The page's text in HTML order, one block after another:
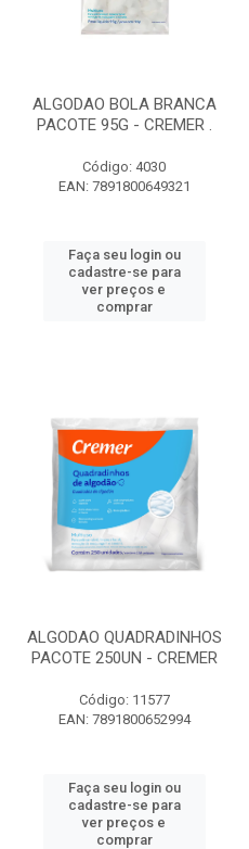
ALGODAO BOLA BRANCA
PACOTE 95G - CREMER .
Código: 4030
EAN: 7891800649321
Faça seu login ou
cadastre-se para
ver preços e
comprar
ALGODAO QUADRADINHOS
PACOTE 250UN - CREMER
Código: 11577
EAN: 7891800652994
Faça seu login ou
cadastre-se para
ver preços e
comprar